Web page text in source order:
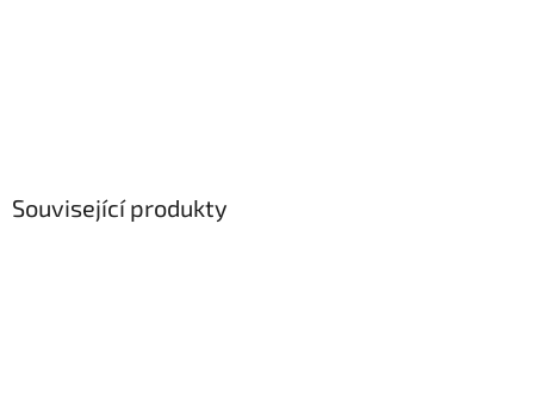
Související produkty